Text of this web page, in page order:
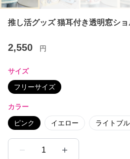
推し活グッズ 猫耳付き透明窓シ
2,550 円
サイズ
フリーサイズ
カラー
ピンク イエロー ライトブ
1